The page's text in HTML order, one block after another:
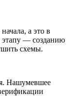
а это в
этапу — созданию
схемы.
Нашумевшее